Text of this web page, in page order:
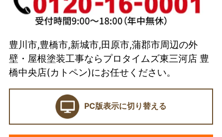
イベント
選ばれている理由とは？
カトペンの技術力
当店の強み
ショールーム
契約前に確認したい業者選びの7つのポイント
外壁塗装セミナー
豊川市,豊橋市,新城市,田原市,蒲郡市周辺の外
壁・屋根塗装工事ならプロタイムズ東三河店 豊
橋中央店(カトペン)にお任せください。
PC版表示に切り替える